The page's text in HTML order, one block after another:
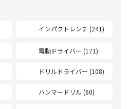
インパクトレンチ (241)
電動ドライバー (171)
ドリルドライバー (108)
ハンマードリル (60)